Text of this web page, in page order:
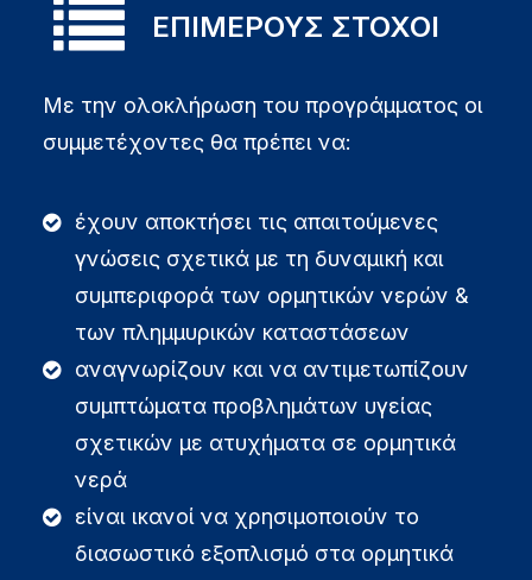
ΕΠΙΜΕΡΟΥΣ ΣΤΟΧΟΙ
Με την ολοκλήρωση του προγράμματος οι
συμμετέχοντες θα πρέπει να:
έχουν αποκτήσει τις απαιτούμενες
γνώσεις σχετικά με τη δυναμική και
συμπεριφορά των ορμητικών νερών &
των πλημμυρικών καταστάσεων
αναγνωρίζουν και να αντιμετωπίζουν
συμπτώματα προβλημάτων υγείας
σχετικών με ατυχήματα σε ορμητικά
νερά
είναι ικανοί να χρησιμοποιούν το
διασωστικό εξοπλισμό στα ορμητικά